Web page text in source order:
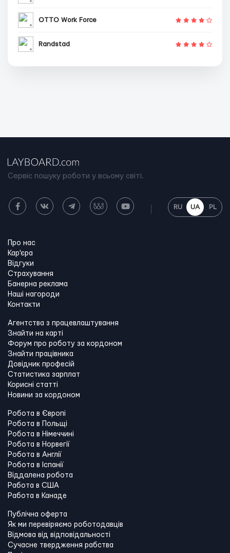
OTTO Work Force
Randstad
Сервіс пошуку роботи у всьому світі.
RU UA PL
Про нас
Кар'єра
Відгуки
Страхування
Банерна реклама
Наші нагороди
Контакти
Агентства з працевлаштування
Знайти на карті
Форум про роботу за кордоном
Знайти працівника
Довідник професій
Статистика зарплат
Корисні статті
Новини за кордоном
Робота в Європі
Робота в Польщі
Робота в Німеччині
Робота в Норвегії
Робота в Англії
Робота в Іспанії
Віддалена робота
Работа в США
Работа в Канадe
Публічна оферта
Як ми перевіряємо роботодавців
Відмова від відповідальності
Сучасне твердження рабства